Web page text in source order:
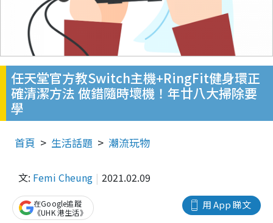
任天堂官方教Switch主機+RingFit健身環正
確清潔方法 做錯隨時壞機！年廿八大掃除要
學
首頁 生活話題 潮流玩物
文: Femi Cheung 2021.02.09
用 App 睇文
在Google追蹤
《UHK 港生活》